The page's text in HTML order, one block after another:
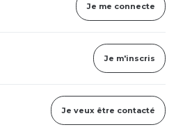
Je me connecte
Je m'inscris
Je veux être contacté